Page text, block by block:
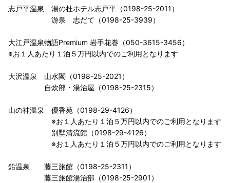
志戸平温泉 湯の杜ホテル志戸平（0198-25-2011）
游泉 志だて（0198-25-3939）
大江戸温泉物語Premium 岩手花巻（050-3615-3456）
※お１人あたり１泊５万円以内でのご利用となります
大沢温泉 山水閣（0198-25-2021）
自炊部・湯治屋（0198-25-2315）
山の神温泉 優香苑（0198-29-4126）
※お１人あたり１泊５万円以内でのご利用となります
別墅清流館（0198-29-4126）
※お１人あたり１泊５万円以内でのご利用となります
鉛温泉 藤三旅館（0198-25-2311）
藤三旅館湯治部（0198-25-2901）